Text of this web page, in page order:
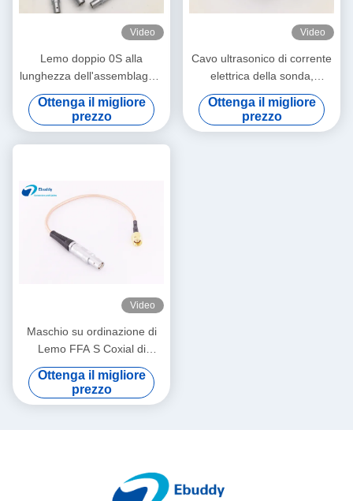
Video
Lemo doppio 0S alla
lunghezza dell'assemblaggio
cavi 6ft di abitudine di Lemo
01 per la sonda ultrasonica
Ottenga il migliore
prezzo
Video
Cavo ultrasonico di corrente
elettrica della sonda,
assemblaggi cavi su
ordinazione coassiali di 6ft
Ottenga il migliore
prezzo
Video
Maschio su ordinazione di
Lemo FFA S Coxial di
servizio dell'assemblea dei
cavi elettrici di Lemo al cavo
di SMA rf
Ottenga il migliore
prezzo